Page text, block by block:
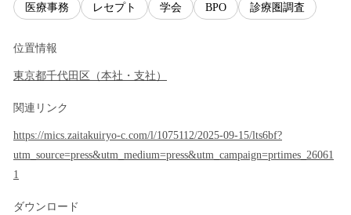
医療事務 レセプト 学会 BPO 診療圏調査
位置情報
東京都千代田区 （本社・支社 ）
関連リンク
https://mics.zaitakuiryo-c.com/l/1075112/2025-09-15/lts6bf?
utm_source=press&utm_medium=press&utm_campaign=prtimes_26061
1
ダウンロード